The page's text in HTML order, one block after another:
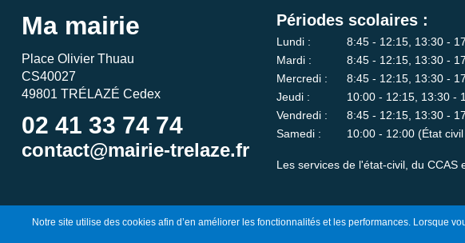
Ma mairie
Place Olivier Thuau
CS40027
49801 TRÉLAZÉ Cedex
02 41 33 74 74
contact@mairie-trelaze.fr
Périodes scolaires :
Lundi :
8:45 - 12:15, 13:30 -
Mardi :
8:45 - 12:15, 13:30 -
Mercredi :
8:45 - 12:15, 13:30 -
Jeudi :
10:00 - 12:15, 13:30 -
Vendredi :
8:45 - 12:15, 13:30 -
Samedi :
10:00 - 12:00 (État
Les services de l'état-civil, du
Notre site utilise des cookies afin d’en améliorer les fonctionnalités et les performances. Lorsque